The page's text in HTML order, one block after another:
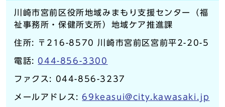
川崎市宮前区役所地域みまもり支援センター（福
祉事務所・保健所支所）地域ケア推進課
住所: 〒216-8570 川崎市宮前区宮前平2-20-5
電話: 044-856-3300
ファクス: 044-856-3237
メールアドレス:69keasui@city.kawasaki.jp